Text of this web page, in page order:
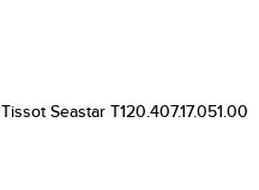
Tissot Seastar T120.407.17.051.00